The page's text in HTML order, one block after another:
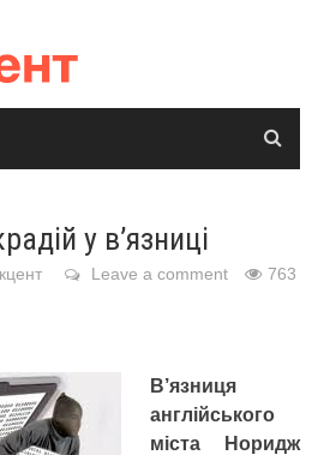
у в’язниці
Leave a comment 763
В’язниця
англійського
міста Норидж